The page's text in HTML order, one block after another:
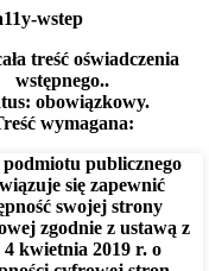
wstep
treść oświadczenia
wstępnego..
obowiązkowy.
wymagana:
publicznego
się zapewnić
swojej strony
zgodnie z ustawą z
kwietnia 2019 r. o